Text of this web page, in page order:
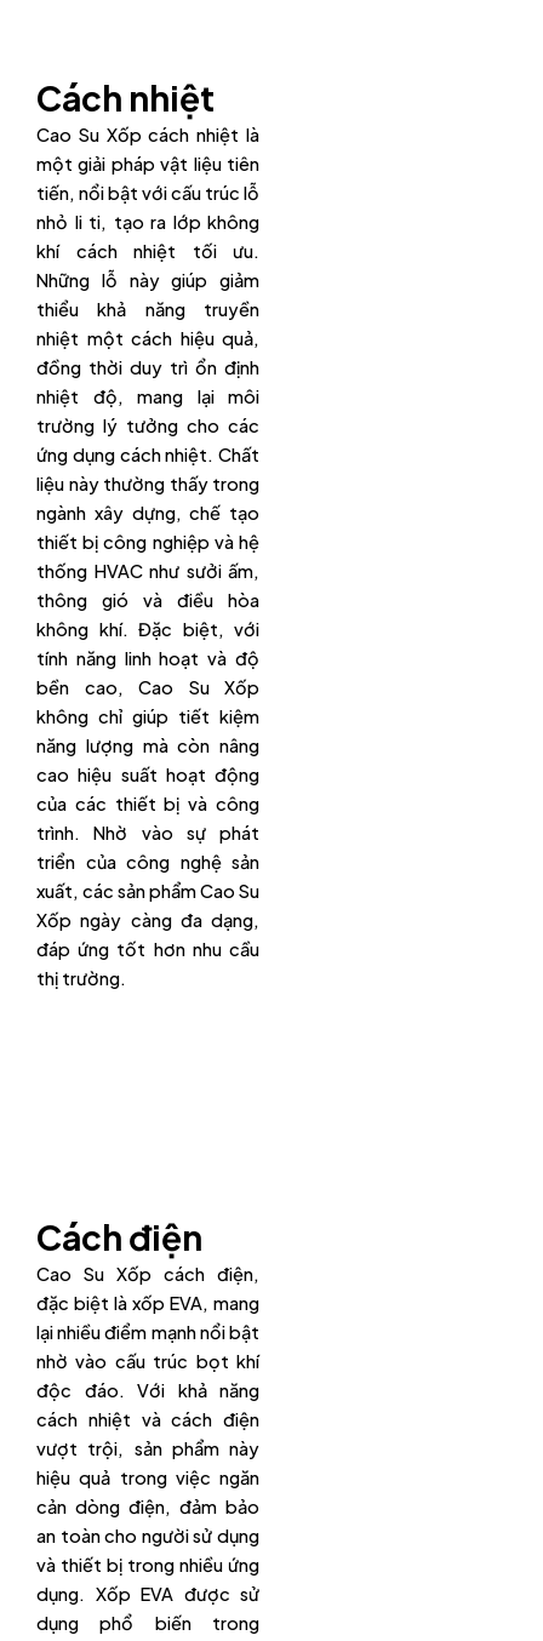
Cách nhiệt
Cao Su Xốp cách nhiệt là
một giải pháp vật liệu tiên
tiến, nổi bật với cấu trúc lỗ
nhỏ li ti, tạo ra lớp không
khí cách nhiệt tối ưu.
Những lỗ này giúp giảm
thiểu khả năng truyền
nhiệt một cách hiệu quả,
đồng thời duy trì ổn định
nhiệt độ, mang lại môi
trường lý tưởng cho các
ứng dụng cách nhiệt. Chất
liệu này thường thấy trong
ngành xây dựng, chế tạo
thiết bị công nghiệp và hệ
thống HVAC như sưởi ấm,
thông gió và điều hòa
không khí. Đặc biệt, với
tính năng linh hoạt và độ
bền cao, Cao Su Xốp
không chỉ giúp tiết kiệm
năng lượng mà còn nâng
cao hiệu suất hoạt động
của các thiết bị và công
trình. Nhờ vào sự phát
triển của công nghệ sản
xuất, các sản phẩm Cao Su
Xốp ngày càng đa dạng,
đáp ứng tốt hơn nhu cầu
thị trường.
Cách điện
Cao Su Xốp cách điện,
đặc biệt là xốp EVA, mang
lại nhiều điểm mạnh nổi bật
nhờ vào cấu trúc bọt khí
độc đáo. Với khả năng
cách nhiệt và cách điện
vượt trội, sản phẩm này
hiệu quả trong việc ngăn
cản dòng điện, đảm bảo
an toàn cho người sử dụng
và thiết bị trong nhiều ứng
dụng. Xốp EVA được sử
dụng phổ biến trong